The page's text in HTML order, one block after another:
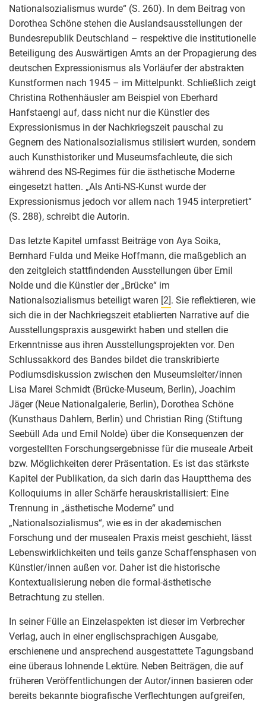
Nationalsozialismus wurde“ (S. 260). In dem Beitrag von
Dorothea Schöne stehen die Auslandsausstellungen der
Bundesrepublik Deutschland – respektive die institutionelle
Beteiligung des Auswärtigen Amts an der Propagierung des
deutschen Expressionismus als Vorläufer der abstrakten
Kunstformen nach 1945 – im Mittelpunkt. Schließlich zeigt
Christina Rothenhäusler am Beispiel von Eberhard
Hanfstaengl auf, dass nicht nur die Künstler des
Expressionismus in der Nachkriegszeit pauschal zu
Gegnern des Nationalsozialismus stilisiert wurden, sondern
auch Kunsthistoriker und Museumsfachleute, die sich
während des NS-Regimes für die ästhetische Moderne
eingesetzt hatten. „Als Anti-NS-Kunst wurde der
Expressionismus jedoch vor allem nach 1945 interpretiert“
(S. 288), schreibt die Autorin.
Das letzte Kapitel umfasst Beiträge von Aya Soika,
Bernhard Fulda und Meike Hoffmann, die maßgeblich an
den zeitgleich stattfindenden Ausstellungen über Emil
Nolde und die Künstler der „Brücke“ im
Nationalsozialismus beteiligt waren [2]. Sie reflektieren, wie
sich die in der Nachkriegszeit etablierten Narrative auf die
Ausstellungspraxis ausgewirkt haben und stellen die
Erkenntnisse aus ihren Ausstellungsprojekten vor. Den
Schlussakkord des Bandes bildet die transkribierte
Podiumsdiskussion zwischen den Museumsleiter/innen
Lisa Marei Schmidt (Brücke-Museum, Berlin), Joachim
Jäger (Neue Nationalgalerie, Berlin), Dorothea Schöne
(Kunsthaus Dahlem, Berlin) und Christian Ring (Stiftung
Seebüll Ada und Emil Nolde) über die Konsequenzen der
vorgestellten Forschungsergebnisse für die museale Arbeit
bzw. Möglichkeiten derer Präsentation. Es ist das stärkste
Kapitel der Publikation, da sich darin das Hauptthema des
Kolloquiums in aller Schärfe herauskristallisiert: Eine
Trennung in „ästhetische Moderne“ und
„Nationalsozialismus“, wie es in der akademischen
Forschung und der musealen Praxis meist geschieht, lässt
Lebenswirklichkeiten und teils ganze Schaffensphasen von
Künstler/innen außen vor. Daher ist die historische
Kontextualisierung neben die formal-ästhetische
Betrachtung zu stellen.
In seiner Fülle an Einzelaspekten ist dieser im Verbrecher
Verlag, auch in einer englischsprachigen Ausgabe,
erschienene und ansprechend ausgestattete Tagungsband
eine überaus lohnende Lektüre. Neben Beiträgen, die auf
früheren Veröffentlichungen der Autor/innen basieren oder
bereits bekannte biografische Verflechtungen aufgreifen,